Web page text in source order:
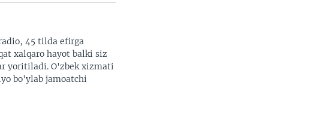
45 tilda efirga
xalqaro hayot balki siz
yoritiladi. O'zbek xizmati
bo'ylab jamoatchi